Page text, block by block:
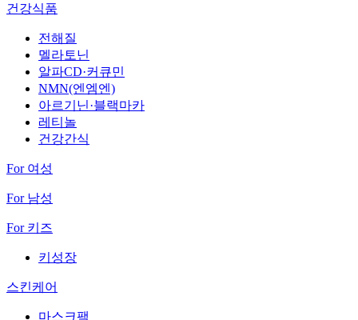
건강식품
전해질
멜라토닌
알파CD·커큐민
NMN(엔엠엔)
아르기닌·블랙마카
레티놀
건강간식
For 여성
For 남성
For 키즈
키성장
스킨케어
마스크팩